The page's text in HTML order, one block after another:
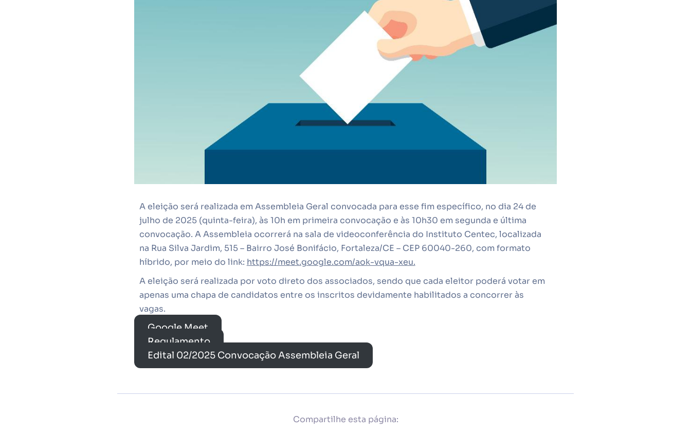
A eleição será realizada em Assembleia Geral convocada para esse fim específico, no dia 24 de
julho de 2025 (quinta-feira), às 10h em primeira convocação e às 10h30 em segunda e última
convocação. A Assembleia ocorrerá na sala de videoconferência do Instituto Centec, localizada
na Rua Silva Jardim, 515 – Bairro José Bonifácio, Fortaleza/CE – CEP 60040-260, com formato
híbrido, por meio do link: https://meet.google.com/aok-vqua-xeu.
A eleição será realizada por voto direto dos associados, sendo que cada eleitor poderá votar em
apenas uma chapa de candidatos entre os inscritos devidamente habilitados a concorrer às
vagas.
Google Meet
Regulamento
Edital 02/2025 Convocação Assembleia Geral
Compartilhe esta página: